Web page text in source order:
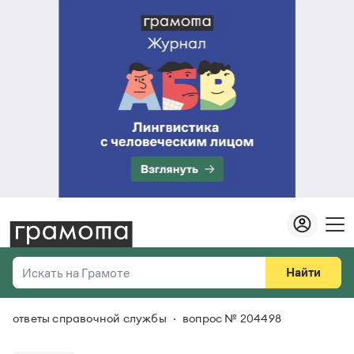
Искать на Грамоте
Справочная служба
Найти
Везде
ответы справочной службы вопрос № 204498